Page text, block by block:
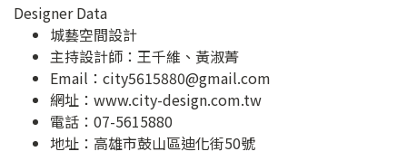
Designer Data
城藝空間設計
主持設計師：王千維、黃淑菁
Email： city5615880@gmail.com
網址： www.city-design.com.tw
電話：07-5615880
地址： 高雄市鼓山區迪化街50號